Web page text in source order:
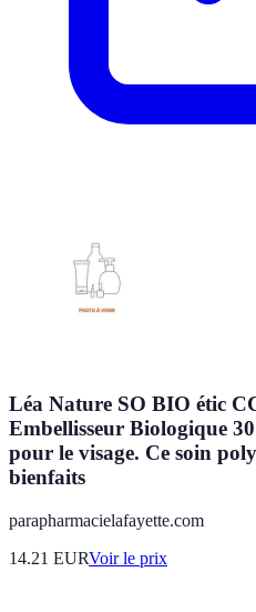
Léa Nature SO BIO étic
Embellisseur Biologique
pour le visage. Ce soin
bienfaits
parapharmacielafayette.com
14.21 EURVoir le prix